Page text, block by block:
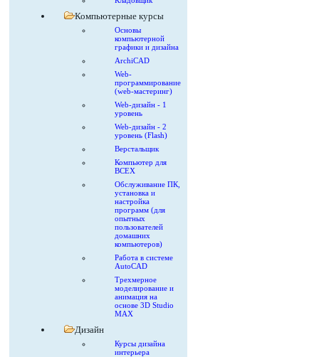
Компьютерные курсы
Основы
компьютерной
графики и дизайна
ArchiCAD
Web-
программирование
(web-мастеринг)
Web-дизайн - 1
уровень
Web-дизайн - 2
уровень (Flash)
Верстальщик
Компьютер для
ВСЕХ
Обслуживание ПК,
установка и
настройка
программ (для
опытных
пользователей
домашних
компьютеров)
Работа в системе
AutoCAD
Трехмерное
моделирование и
анимация на
основе 3D Studio
MAX
Дизайн
Курсы дизайна
интерьера